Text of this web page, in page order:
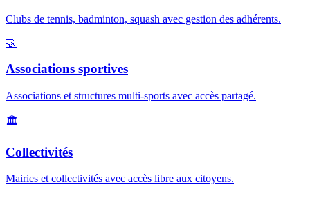
Clubs de tennis, badminton, squash avec gestion des adhérents.
🤝
Associations sportives
Associations et structures multi-sports avec accès partagé.
🏛️
Collectivités
Mairies et collectivités avec accès libre aux citoyens.